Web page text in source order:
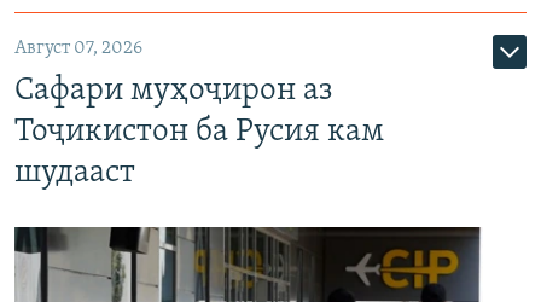
Август 07, 2026
Сафари муҳоҷирон аз
Тоҷикистон ба Русия кам
шудааст